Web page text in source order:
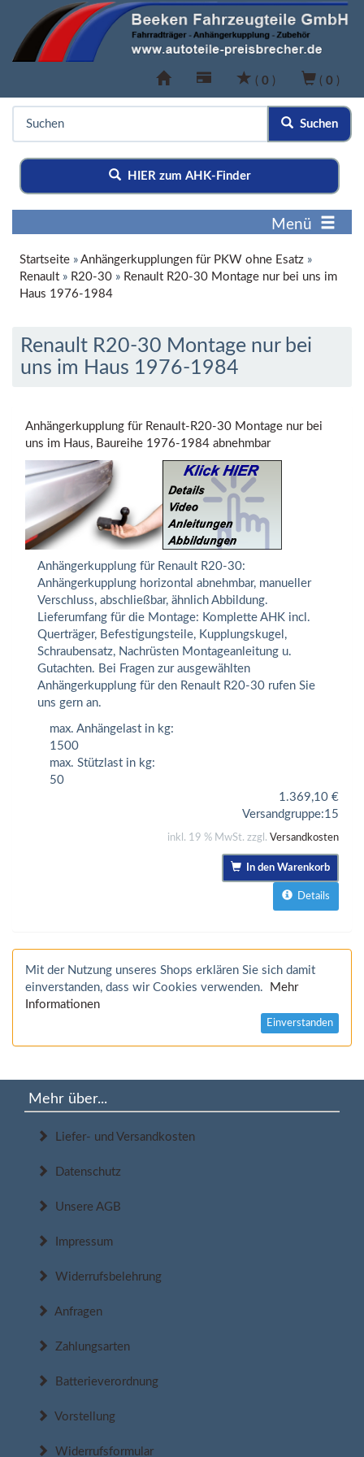
( 0 ) ( 0 )
Suchen
HIER zum AHK-Finder
Menü
Startseite » Anhängerkupplungen für PKW ohne Esatz »
Renault » R20-30 » Renault R20-30 Montage nur bei uns im
Haus 1976-1984
Renault R20-30 Montage nur bei
uns im Haus 1976-1984
Anhängerkupplung für Renault-R20-30 Montage nur bei
uns im Haus, Baureihe 1976-1984 abnehmbar
Anhängerkupplung für Renault R20-30:
Anhängerkupplung horizontal abnehmbar, manueller
Verschluss, abschließbar, ähnlich Abbildung.
Lieferumfang für die Montage: Komplette AHK incl.
Querträger, Befestigungsteile, Kupplungskugel,
Schraubensatz, Nachrüsten Montageanleitung u.
Gutachten. Bei Fragen zur ausgewählten
Anhängerkupplung für den Renault R20-30 rufen Sie
uns gern an.
max. Anhängelast in kg:
1500
max. Stützlast in kg:
50
1.369,10 €
Versandgruppe:15
inkl. 19 % MwSt. zzgl. Versandkosten
In den Warenkorb
Details
Mit der Nutzung unseres Shops erklären Sie sich damit
einverstanden, dass wir Cookies verwenden.
Mehr
Informationen
Einverstanden
Mehr über...
Liefer- und Versandkosten
Datenschutz
Unsere AGB
Impressum
Widerrufsbelehrung
Anfragen
Zahlungsarten
Batterieverordnung
Vorstellung
Widerrufsformular